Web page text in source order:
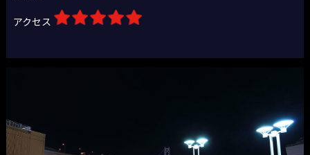
アクセス